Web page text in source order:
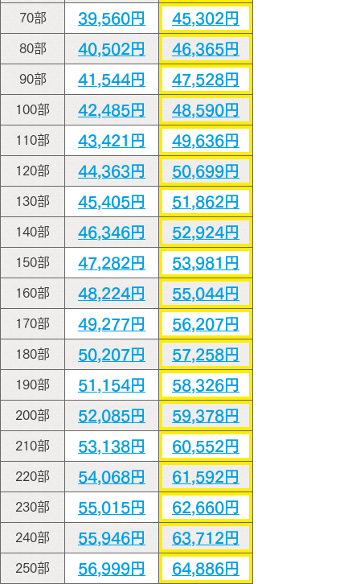
70部 39,560円 45,302円
80部 40,502円 46,365円
90部 41,544円 47,528円
100部 42,485円 48,590円
110部 43,421円 49,636円
120部 44,363円 50,699円
130部 45,405円 51,862円
140部 46,346円 52,924円
150部 47,282円 53,981円
160部 48,224円 55,044円
170部 49,277円 56,207円
180部 50,207円 57,258円
190部 51,154円 58,326円
200部 52,085円 59,378円
210部 53,138円 60,552円
220部 54,068円 61,592円
230部 55,015円 62,660円
240部 55,946円 63,712円
250部 56,999円 64,886円